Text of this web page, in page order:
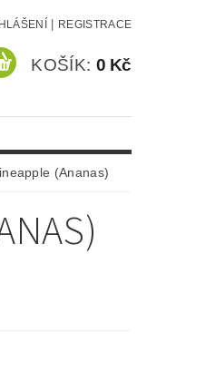
REGISTRACE
KOŠÍK: 0 Kč
(Ananas)